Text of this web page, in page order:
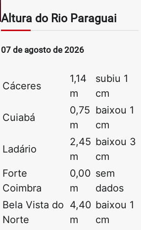
Altura do Rio Paraguai
07 de agosto de 2026
Cáceres
1,14
m
subiu 1
cm
Cuiabá
0,75
m
baixou 1
cm
Ladário
2,45
m
baixou 3
cm
Forte
Coimbra
0,00
m
sem
dados
Bela Vista do
Norte
4,40
m
baixou 1
cm